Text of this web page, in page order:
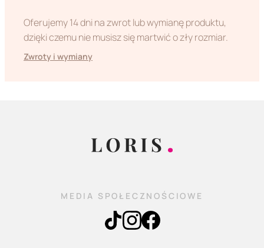
Oferujemy 14 dni na zwrot lub wymianę produktu,
dzięki czemu nie musisz się martwić o zły rozmiar.
Zwroty i wymiany
MEDIA SPOŁECZNOŚCIOWE